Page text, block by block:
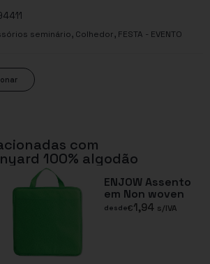
seminário, Colhedor, FESTA - EVENTO
com
100% algodão
ENJOW Assento
em Non woven
desde€1,94 s/IVA